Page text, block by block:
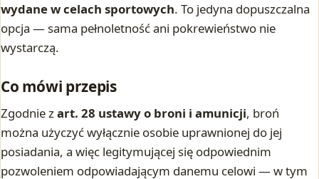
wydane w celach sportowych. To jedyna dopuszczalna
opcja — sama pełnoletność ani pokrewieństwo nie
wystarczą.
Co mówi przepis
Zgodnie zart. 28 ustawy o broni i amunicji, broń
można użyczyć wyłącznie osobie uprawnionej do jej
posiadania, a więc legitymującej się odpowiednim
pozwoleniem odpowiadającym danemu celowi — w tym